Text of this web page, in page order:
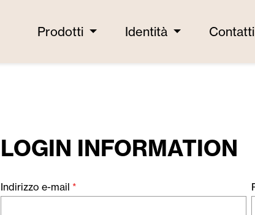
Prodotti Identità Contatti
LOGIN INFORMATION
Informazioni personali
Indirizzo e-mail *